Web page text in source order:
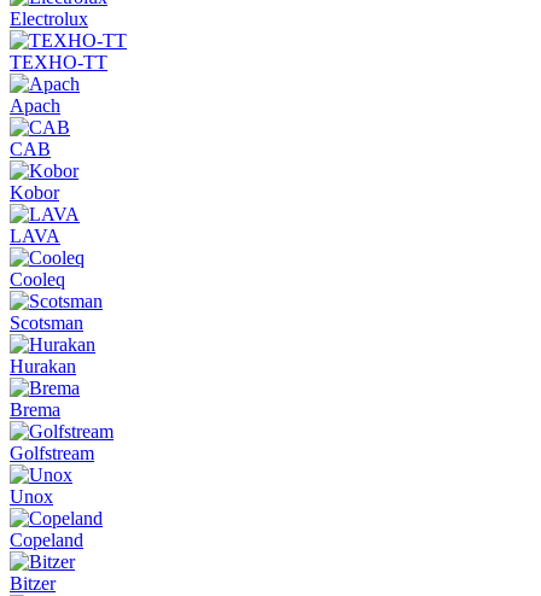
Electrolux
ТЕХНО-ТТ
Apach
CAB
Kobor
LAVA
Cooleq
Scotsman
Hurakan
Brema
Golfstream
Unox
Copeland
Bitzer